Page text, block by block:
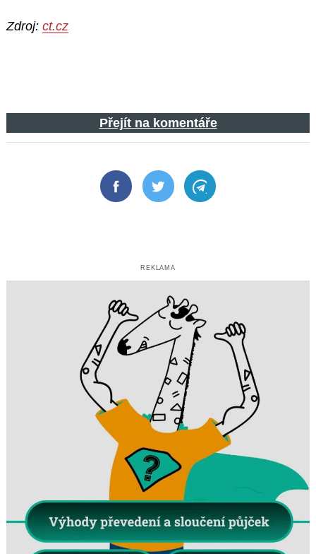
Zdroj: ct.cz
Přejít na komentáře
FacebookTwitter Telegram
REKLAMA